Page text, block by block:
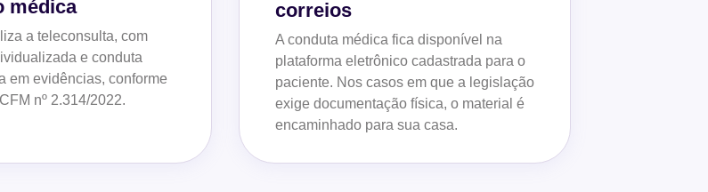
médica
a teleconsulta, com
e conduta
em evidências, conforme
nº 2.314/2022.
correios
A conduta médica fica disponível na
plataforma eletrônico cadastrada para o
paciente. Nos casos em que a legislação
exige documentação física, o material é
encaminhado para sua casa.